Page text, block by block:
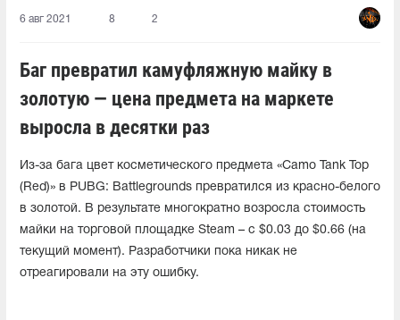
6 авг 2021 8 2
Баг превратил камуфляжную майку в
золотую — цена предмета на маркете
выросла в десятки раз
Из-за бага цвет косметического предмета «Camo Tank Top
(Red)» в PUBG: Battlegrounds превратился из красно-белого
в золотой. В результате многократно возросла стоимость
майки на торговой площадке Steam – с $0.03 до $0.66 (на
текущий момент). Разработчики пока никак не
отреагировали на эту ошибку.